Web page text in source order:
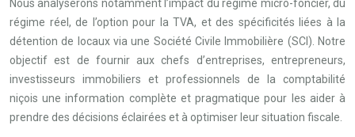
Nous analyserons notamment l’impact du régime micro-foncier, du
régime réel, de l’option pour la TVA, et des spécificités liées à la
détention de locaux via une Société Civile Immobilière (SCI). Notre
objectif est de fournir aux chefs d’entreprises, entrepreneurs,
investisseurs immobiliers et professionnels de la comptabilité
niçois une information complète et pragmatique pour les aider à
prendre des décisions éclairées et à optimiser leur situation fiscale.